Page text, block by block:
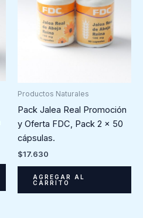
Productos Naturales
Pack Jalea Real Promoción
y Oferta FDC, Pack 2 x 50
cápsulas.
$17.630
AGREGAR AL
CARRITO